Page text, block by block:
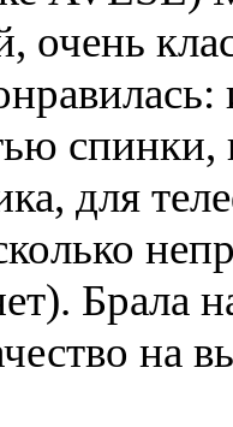
очень
спинки,
для
Брала
на